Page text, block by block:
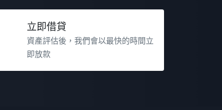
立即借貸
資產評估後，我們會以最快的時間立
即放款